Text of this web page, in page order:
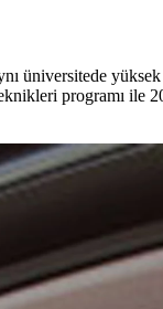
üniversitede
programı ile